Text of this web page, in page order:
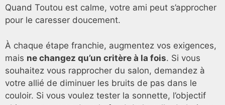
Quand Toutou est calme, votre ami peut s’approcher
pour le caresser doucement.
À chaque étape franchie, augmentez vos exigences,
mais ne changez qu’un critère à la fois. Si vous
souhaitez vous rapprocher du salon, demandez à
votre allié de diminuer les bruits de pas dans le
couloir. Si vous voulez tester la sonnette, l’objectif